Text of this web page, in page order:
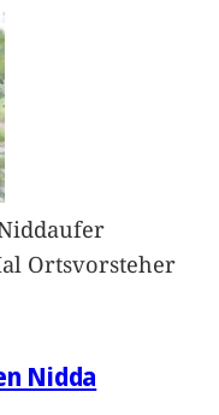
Ortsvorsteher
Nidda